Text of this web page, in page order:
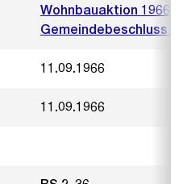
Wohnbauaktion 1966
Gemeindebeschluss
11.09.1966
11.09.1966